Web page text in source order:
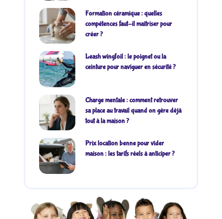
Formation céramique : quelles
compétences faut-il maîtriser pour
créer ?
Leash wingfoil : le poignet ou la
ceinture pour naviguer en sécurité ?
Charge mentale : comment retrouver
sa place au travail quand on gère déjà
tout à la maison ?
Prix location benne pour vider
maison : les tarifs réels à anticiper ?